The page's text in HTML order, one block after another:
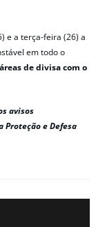
e a terça-feira (26) a
em todo o
de divisa com o
avisos
e Defesa